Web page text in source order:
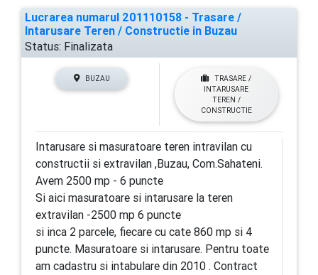
Lucrarea numarul 201110158 - Trasare /
Intarusare Teren / Constructie in Buzau
Status: Finalizata
BUZAU
TRASARE /
INTARUSARE
TEREN /
CONSTRUCTIE
Intarusare si masuratoare teren intravilan cu
constructii si extravilan ,Buzau, Com.Sahateni.
Avem 2500 mp - 6 puncte
Si aici masuratoare si intarusare la teren
extravilan -2500 mp 6 puncte
si inca 2 parcele, fiecare cu cate 860 mp si 4
puncte. Masuratoare si intarusare. Pentru toate
am cadastru si intabulare din 2010 . Contract